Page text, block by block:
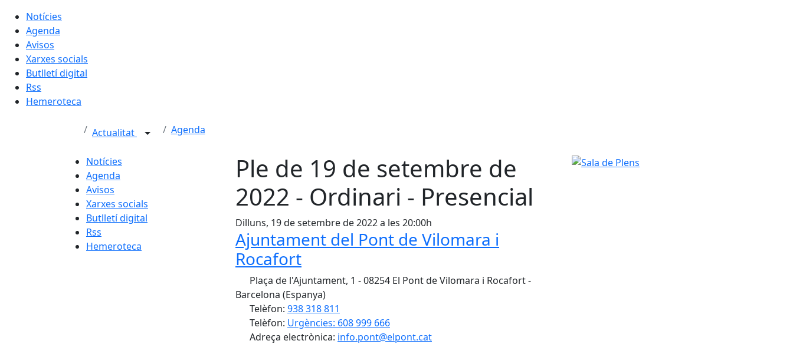
Notícies
Agenda
Avisos
Xarxes socials
Butlletí digital
Rss
Hemeroteca
Actualitat Agenda
Notícies
Agenda
Avisos
Xarxes socials
Butlletí digital
Rss
Hemeroteca
Ple de 19 de setembre de
2022 - Ordinari - Presencial
Dilluns, 19 de setembre de 2022 a les 20:00h
Ajuntament del Pont de Vilomara i
Rocafort
Plaça de l'Ajuntament, 1 - 08254 El Pont de Vilomara i Rocafort -
Barcelona (Espanya)
Telèfon: 938 318 811
Telèfon: Urgències: 608 999 666
Adreça electrònica: info.pont@elpont.cat
Sala de Plens